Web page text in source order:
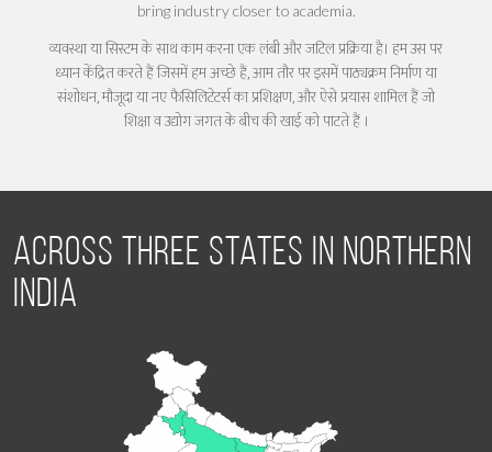
bring industry closer to academia.
व्यवस्था या सिस्टम के साथ काम करना एक लंबी और जटिल प्रक्रिया है। हम उस पर
ध्यान केंद्रित करते हैं जिसमें हम अच्छे हैं, आम तौर पर इसमें पाठ्यक्रम निर्माण या
संशोधन, मौजूदा या नए फैसिलिटेटर्स का प्रशिक्षण, और ऐसे प्रयास शामिल हैं जो
शिक्षा व उद्योग जगत के बीच की खाई को पाटते हैं ।
Across three states in Northern
India
Uttar Pradesh